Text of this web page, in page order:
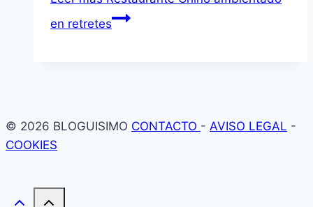
en retretes
© 2026 BLOGUISIMO CONTACTO - AVISO LEGAL -
COOKIES